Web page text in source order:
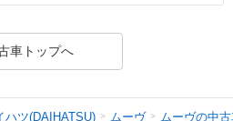
車トップへ
ハツ(DAIHATSU) ムーヴ ムーヴの中